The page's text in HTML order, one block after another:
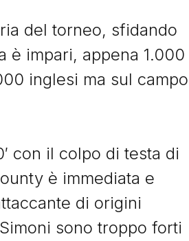
del torneo, sfidando
è impari, appena 1.000
inglesi ma sul campo
con il colpo di testa di
è immediata e
di origini
sono troppo forti